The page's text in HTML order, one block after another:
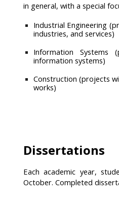
in general, with a special
Industrial Engineering
industries, and services)
Information Systems
information systems)
Construction (projects
works)
Dissertations
Each academic year,
October. Completed